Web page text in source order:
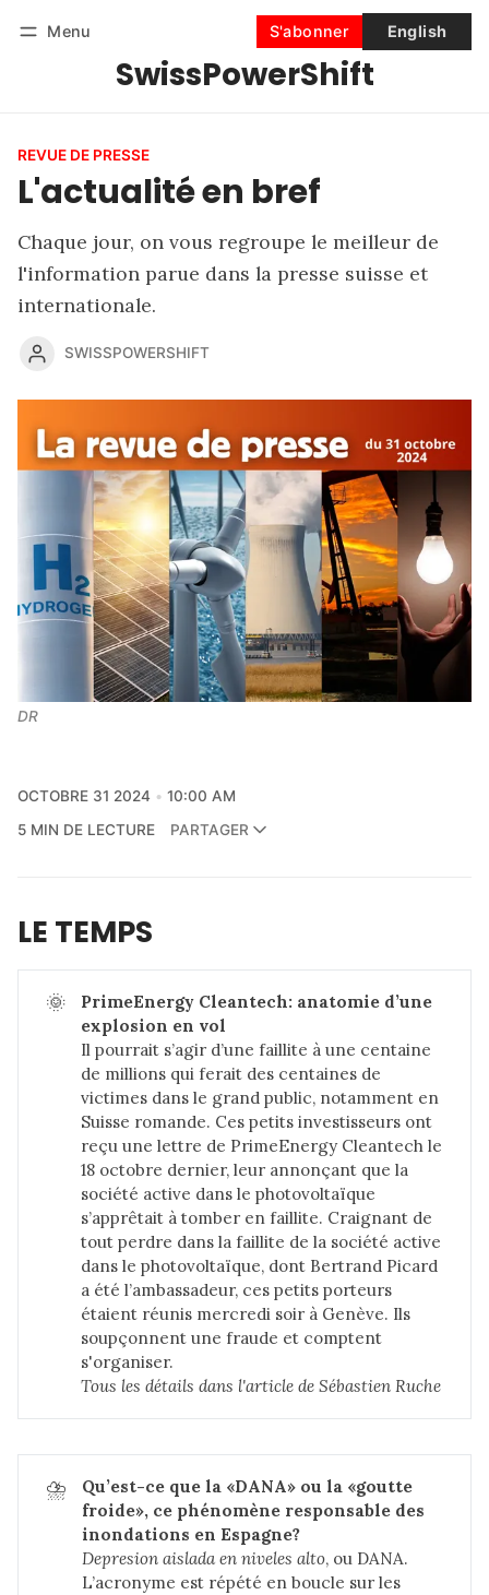
Menu
SwissPowerShift
S'abonner English
Se connecter S'abonner
REVUE DE PRESSE
L'actualité en bref
Chaque jour, on vous regroupe le meilleur de
l'information parue dans la presse suisse et
internationale.
SWISSPOWERSHIFT
DR
OCTOBRE 31 2024
10:00 AM
5 MIN DE LECTURE
PARTAGER
LE TEMPS
🌞
PrimeEnergy Cleantech: anatomie d’une
explosion en vol
Il pourrait s’agir d’une faillite à une centaine
de millions qui ferait des centaines de
victimes dans le grand public, notamment en
Suisse romande. Ces petits investisseurs ont
reçu une lettre de PrimeEnergy Cleantech le
18 octobre dernier, leur annonçant que la
société active dans le photovoltaïque
s’apprêtait à tomber en faillite. Craignant de
tout perdre dans la faillite de la société active
dans le photovoltaïque, dont Bertrand Picard
a été l’ambassadeur, ces petits porteurs
étaient réunis mercredi soir à Genève. Ils
soupçonnent une fraude et comptent
s'organiser.
Tous les détails dans l'article de Sébastien Ruche
⛈️
Qu’est-ce que la «DANA» ou la «goutte
froide», ce phénomène responsable des
inondations en Espagne?
Depresion aislada en niveles alto, ou DANA.
L’acronyme est répété en boucle sur les